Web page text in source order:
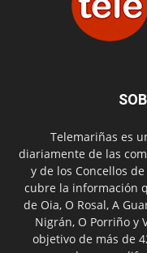
Telemariñas es
diariamente de las
y de los Concellos
cubre la información
de Oia, O Rosal, A
Nigrán, O Porriño y
objetivo de más de